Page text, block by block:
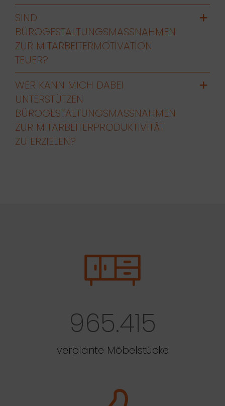
SIND
BÜROGESTALTUNGSMASSNAHMEN Z
UR MITARBEITERMOTIVATION T
EUER?
WER KANN MICH DABEI
UNTERSTÜTZEN
BÜROGESTALTUNGSMASSNAHMEN Z
UR MITARBEITERPRODUKTIVITÄT Z
U ERZIELEN?
965.415
verplante Möbelstücke